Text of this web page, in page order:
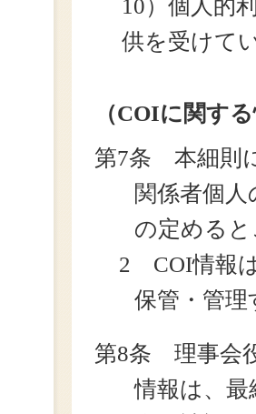
10）個人的
供を受けて
（COIに関す
第7条 本細則
関係者個
の定める
2 COI情報
保管・管理
第8条 理事会
情報は、